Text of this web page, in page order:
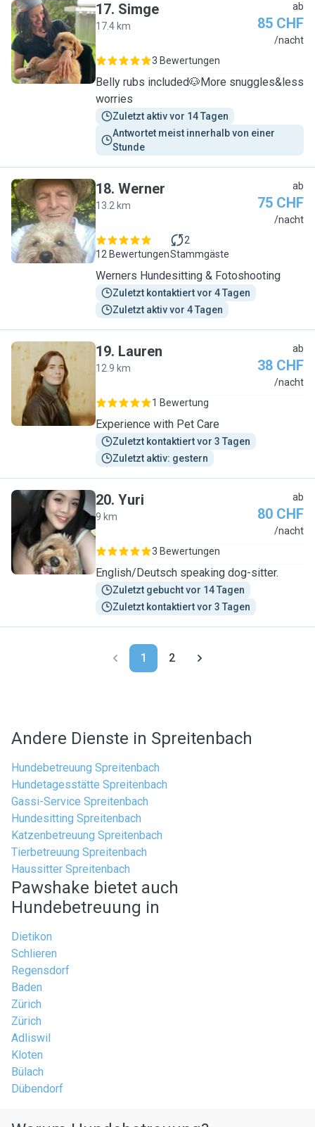
S
17. Simge
17.4 km
ab
85 CHF
/nacht
3 Bewertungen
Belly rubs included🐶More snuggles&less
worries
Zuletzt aktiv vor 14 Tagen
Antwortet meist innerhalb von einer
Stunde
W
18. Werner
13.2 km
ab
75 CHF
/nacht
12 Bewertungen
2
Stammgäste
Werners Hundesitting & Fotoshooting
Zuletzt kontaktiert vor 4 Tagen
Zuletzt aktiv vor 4 Tagen
L
19. Lauren
12.9 km
ab
38 CHF
/nacht
1 Bewertung
Experience with Pet Care
Zuletzt kontaktiert vor 3 Tagen
Zuletzt aktiv: gestern
Y
20. Yuri
9 km
ab
80 CHF
/nacht
3 Bewertungen
English/Deutsch speaking dog-sitter.
Zuletzt gebucht vor 14 Tagen
Zuletzt kontaktiert vor 3 Tagen
1 2
Andere Dienste in Spreitenbach
Hundebetreuung Spreitenbach
Hundetagesstätte Spreitenbach
Gassi-Service Spreitenbach
Hundesitting Spreitenbach
Katzenbetreuung Spreitenbach
Tierbetreuung Spreitenbach
Haussitter Spreitenbach
Pawshake bietet auch
Hundebetreuung in
Dietikon
Schlieren
Regensdorf
Baden
Zürich
Zürich
Adliswil
Kloten
Bülach
Dübendorf